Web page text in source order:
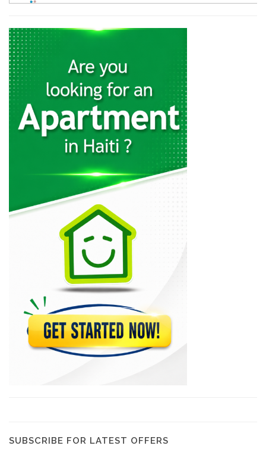
26427
26305
JetBlue Airways
24761
Tortug' Air
Le Transporteur
24125
Air Caraibes
19110
Transport Chic
17124
SUBSCRIBE FOR LATEST OFFERS